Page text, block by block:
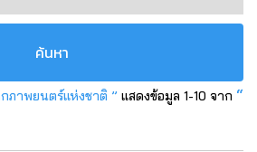
ค้นหา
ภาพยนตร์แห่งชาติ ” แสดงข้อมูล 1-10 จาก “